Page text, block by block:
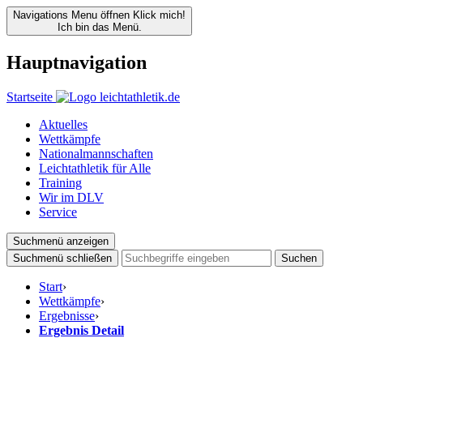
Navigations Menu öffnen Klick mich!
Ich bin das Menü.
Hauptnavigation
Startseite
Aktuelles
Wettkämpfe
Nationalmannschaften
Leichtathletik für Alle
Training
Wir im DLV
Service
Suchmenü anzeigen
Suchmenü schließen
Suchen
Start›
Wettkämpfe›
Ergebnisse›
Ergebnis Detail